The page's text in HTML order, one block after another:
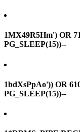
1MX49R5Hm') OR
PG_SLEEP(15))--
1bdXsPpAo')) OR
PG_SLEEP(15))--